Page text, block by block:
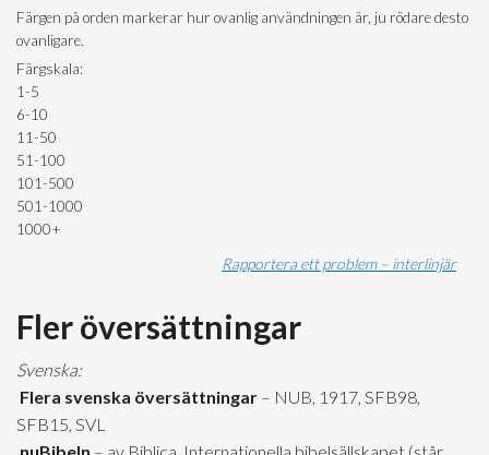
Färgen på orden markerar hur ovanlig användningen är, ju rödare desto
ovanligare.
Färgskala:
1-5
6-10
11-50
51-100
101-500
501-1000
1000+
Rapportera ett problem – interlinjär
Fler översättningar
Svenska:
Flera svenska översättningar – NUB, 1917, SFB98,
SFB15, SVL